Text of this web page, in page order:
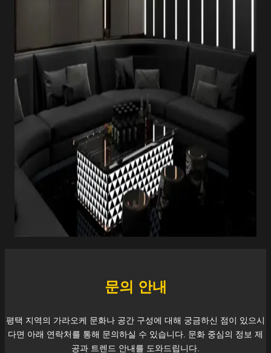
문의 안내
평택 지역의 가라오케 문화나 공간 구성에 대해 궁금하신 점이 있으시
다면 아래 연락처를 통해 문의하실 수 있습니다. 문화 중심의 정보 제
공과 트렌드 안내를 도와드립니다.